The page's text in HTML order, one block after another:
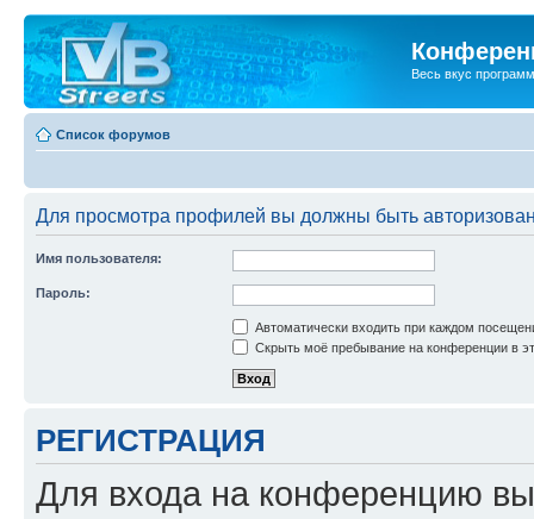
Весь вкус
Список форумов
Для просмотра профилей вы должны быть
Имя пользователя:
Пароль:
Автоматически входить при каждом
Скрыть моё пребывание на конференции в
РЕГИСТРАЦИЯ
Для входа на конференцию